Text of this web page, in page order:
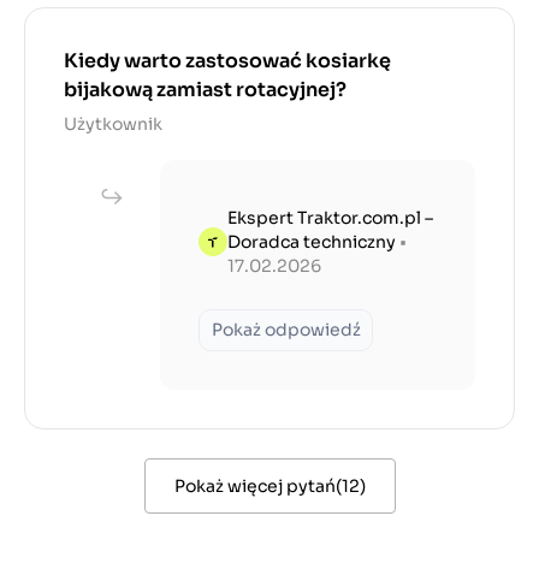
Kiedy warto zastosować kosiarkę
bijakową zamiast rotacyjnej?
Użytkownik
Ekspert Traktor.com.pl –
Doradca techniczny •
17.02.2026
Pokaż odpowiedź
Pokaż więcej pytań(12)